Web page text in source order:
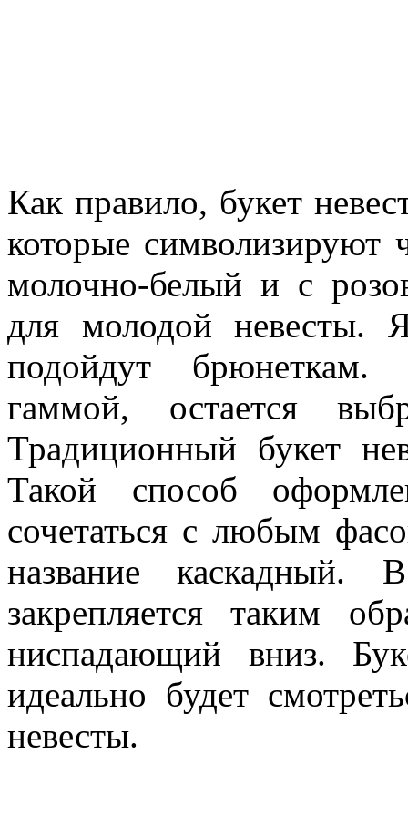
Как правило, букет
которые символизируют
молочно-белый и с
для молодой невесты.
подойдут брюнеткам.
гаммой, остается
Традиционный букет
Такой способ
сочетаться с любым
название каскадный.
закрепляется таким
ниспадающий вниз.
идеально будет
невесты.